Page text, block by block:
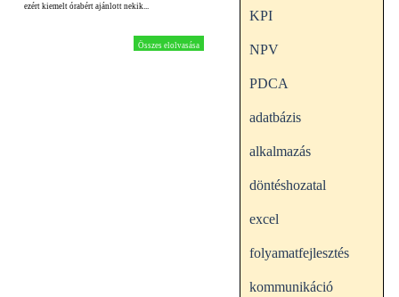
ezért kiemelt órabért ajánlott nekik...
Összes elolvasása
KPI
NPV
PDCA
adatbázis
alkalmazás
döntéshozatal
excel
folyamatfejlesztés
kommunikáció